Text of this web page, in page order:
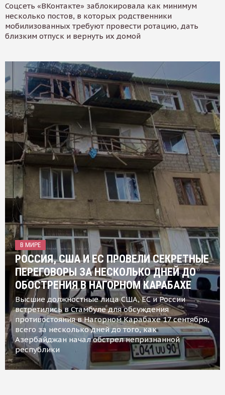
Соцсеть «ВКонтакте» заблокировала как минимум
несколько постов, в которых родственники
мобилизованных требуют провести ротацию, дать
близким отпуск и вернуть их домой
В МИРЕ
РОССИЯ, США И ЕС ПРОВЕЛИ СЕКРЕТНЫЕ
ПЕРЕГОВОРЫ ЗА НЕСКОЛЬКО ДНЕЙ ДО
ОБОСТРЕНИЯ В НАГОРНОМ КАРАБАХЕ
Высшие должностные лица США, ЕС и России
встретились в Стамбуле для обсуждения
противостояния в Нагорном Карабахе 17 сентября,
всего за несколько дней до того, как
Азербайджан начал обстрел непризнанной
республики